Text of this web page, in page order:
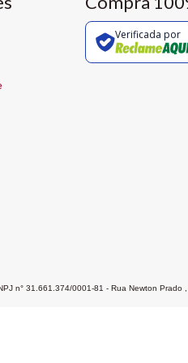
Verificada por
n° 31.661.374/0001-81 - Rua Newton Prado